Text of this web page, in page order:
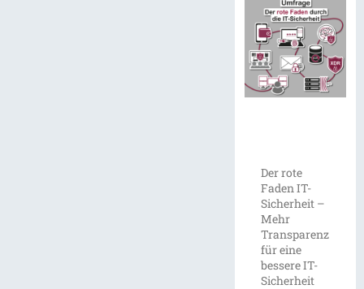
Der rote
Faden IT-
Sicherheit –
Mehr
Transparenz
für eine
bessere IT-
Sicherheit